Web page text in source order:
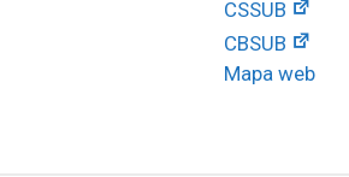
CSSUB
CBSUB
Mapa web